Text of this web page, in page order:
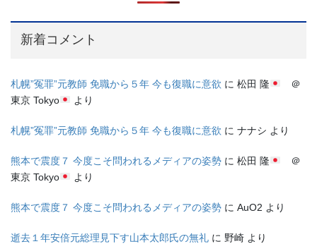
新着コメント
札幌”冤罪”元教師 免職から５年 今も復職に意欲 に 松田 隆
＠
東京 Tokyo
より
札幌”冤罪”元教師 免職から５年 今も復職に意欲 に ナナシ より
熊本で震度７ 今度こそ問われるメディアの姿勢 に 松田 隆
＠
東京 Tokyo
より
熊本で震度７ 今度こそ問われるメディアの姿勢 に AuO2 より
逝去１年安倍元総理見下す山本太郎氏の無礼 に 野崎 より